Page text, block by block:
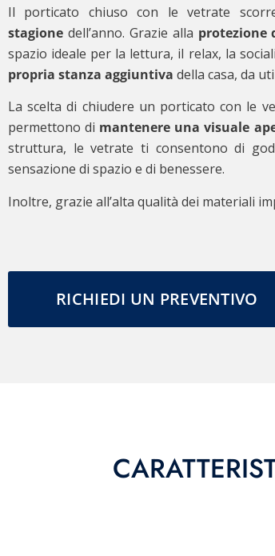
Il porticato chiuso con le vetrate
stagione dell’anno. Grazie alla protezione
spazio ideale per la lettura, il relax, la
propria stanza aggiuntiva della casa, da
La scelta di chiudere un porticato con le
permettono di mantenere una visuale
struttura, le vetrate ti consentono di
sensazione di spazio e di benessere.
Inoltre, grazie all’alta qualità dei materiali
RICHIEDI UN PREVENTIVO